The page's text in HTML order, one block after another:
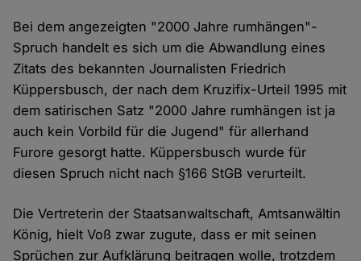
Bei dem angezeigten "2000 Jahre rumhängen"-
Spruch handelt es sich um die Abwandlung eines
Zitats des bekannten Journalisten Friedrich
Küppersbusch, der nach dem Kruzifix-Urteil 1995 mit
dem satirischen Satz "2000 Jahre rumhängen ist ja
auch kein Vorbild für die Jugend" für allerhand
Furore gesorgt hatte. Küppersbusch wurde für
diesen Spruch nicht nach §166 StGB verurteilt.
Die Vertreterin der Staatsanwaltschaft, Amtsanwältin
König, hielt Voß zwar zugute, dass er mit seinen
Sprüchen zur Aufklärung beitragen wolle, trotzdem